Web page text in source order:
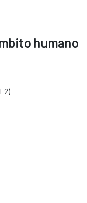
humano